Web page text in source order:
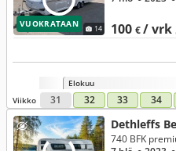
VUOKRATAAN 14 100 €/ vrk
Elokuu
Viikko
31 32 33 34
Dethleffs
740 BFK